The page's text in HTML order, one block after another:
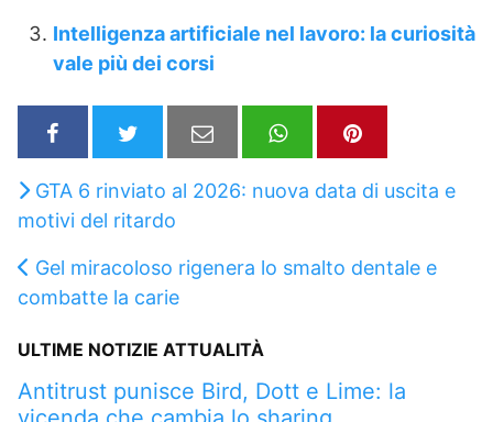
Intelligenza artificiale nel lavoro: la curiosità
vale più dei corsi
GTA 6 rinviato al 2026: nuova data di uscita e
motivi del ritardo
Gel miracoloso rigenera lo smalto dentale e
combatte la carie
ULTIME NOTIZIE ATTUALITÀ
Antitrust punisce Bird, Dott e Lime: la